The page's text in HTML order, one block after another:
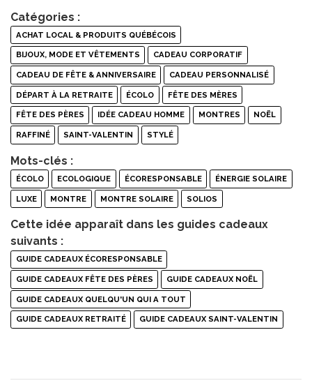
Catégories :
ACHAT LOCAL & PRODUITS QUÉBÉCOIS
BIJOUX, MODE ET VÊTEMENTS CADEAU CORPORATIF
CADEAU DE FÊTE & ANNIVERSAIRE CADEAU PERSONNALISÉ
DÉPART À LA RETRAITE ÉCOLO FÊTE DES MÈRES
FÊTE DES PÈRES IDÉE CADEAU HOMME MONTRES NOËL
RAFFINÉ SAINT-VALENTIN STYLÉ
Mots-clés :
ÉCOLO ECOLOGIQUE ÉCORESPONSABLE ÉNERGIE SOLAIRE
LUXE MONTRE MONTRE SOLAIRE SOLIOS
Cette idée apparaît dans les guides cadeaux
suivants :
GUIDE CADEAUX ÉCORESPONSABLE
GUIDE CADEAUX FÊTE DES PÈRES GUIDE CADEAUX NOËL
GUIDE CADEAUX QUELQU'UN QUI A TOUT
GUIDE CADEAUX RETRAITÉ GUIDE CADEAUX SAINT-VALENTIN